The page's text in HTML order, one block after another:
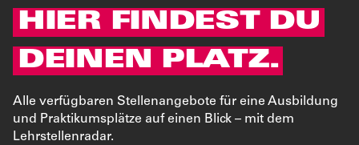
HIER FINDEST DU
DEINEN PLATZ.
Alle verfügbaren Stellenangebote für eine Ausbildung
und Praktikumsplätze auf einen Blick – mit dem
Lehrstellenradar.